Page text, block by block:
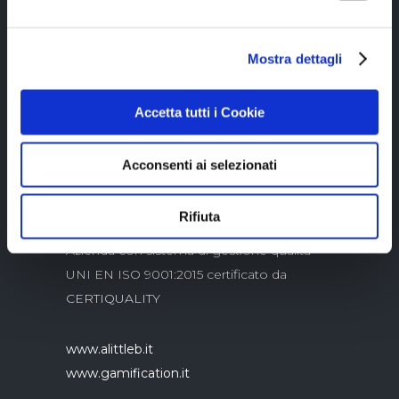
Mostra dettagli
Accetta tutti i Cookie
Acconsenti ai selezionati
Rifiuta
Azienda con sistema di gestione qualità
UNI EN ISO 9001:2015 certificato da
CERTIQUALITY
www.alittleb.it
www.gamification.it